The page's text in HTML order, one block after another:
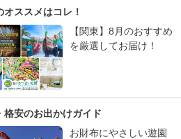
オススメはコレ！
【関東】8月のおすすめ
を厳選してお届け！
格安のお出かけガイド
お財布にやさしい遊園